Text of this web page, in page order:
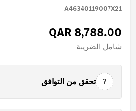
A46340119007X21
QAR 8,788.00
شامل الضريبة
? تحقق من التوافق